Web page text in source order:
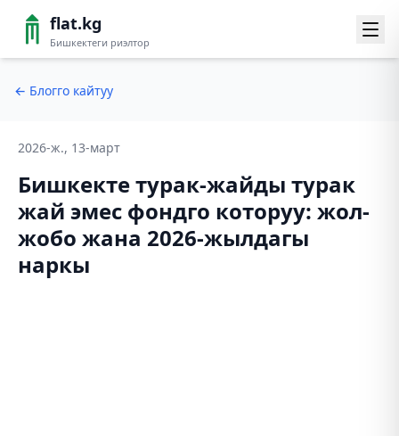
flat.kg
Бишкектеги риэлтор
← Блогго кайтуу
2026-ж., 13-март
Бишкекте турак-жайды турак
жай эмес фондго которуу: жол-
жобо жана 2026-жылдагы
наркы